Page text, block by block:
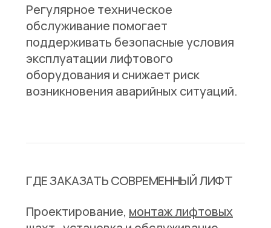
Регулярное техническое
обслуживание помогает
поддерживать безопасные условия
эксплуатации лифтового
оборудования и снижает риск
возникновения аварийных ситуаций.
ГДЕ ЗАКАЗАТЬ СОВРЕМЕННЫЙ ЛИФТ
Проектирование, монтаж лифтовых